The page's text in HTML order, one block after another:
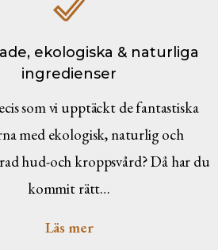
ekologiska & naturliga
ingredienser
som vi upptäckt de fantastiska
med ekologisk, naturlig och
hud-och kroppsvård? Då har du
kommit rätt…
Läs mer